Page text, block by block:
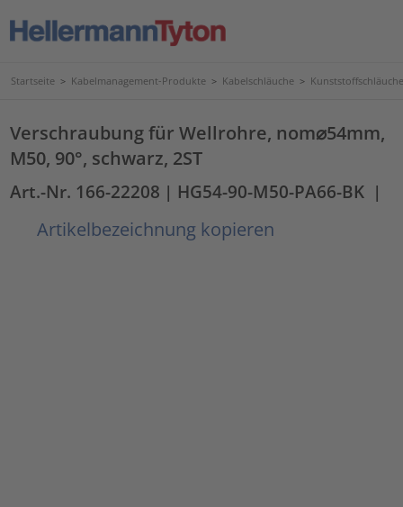
Startseite > Kabelmanagement-Produkte > Kabelschläuche >
Verschraubung für Wellrohre, nom⌀54mm,
M50, 90°, schwarz, 2ST
Art.-Nr. 166-22208 | HG54-90-M50-PA66-BK |
Artikelbezeichnung kopieren